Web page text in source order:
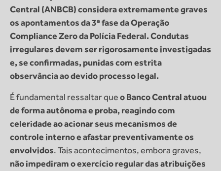
Central (ANBCB) considera extremamente graves
os apontamentos da 3ª fase da Operação
Compliance Zero da Polícia Federal. Condutas
irregulares devem ser rigorosamente investigadas
e, se confirmadas, punidas com estrita
observância ao devido processo legal.
É fundamental ressaltar queo Banco Central atuou
de forma autônoma e proba, reagindo com
celeridade ao acionar seus mecanismos de
controle interno e afastar preventivamente os
envolvidos. Tais acontecimentos, embora graves,
não impediram o exercício regular das atribuições